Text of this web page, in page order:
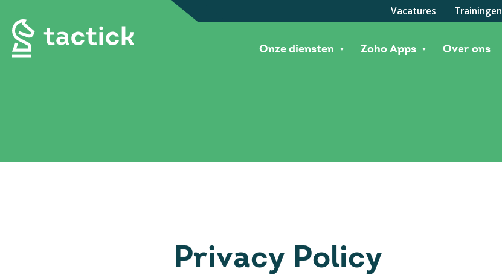
Vacatures Trainingen
Onze diensten Zoho Apps Over ons
Privacy Policy